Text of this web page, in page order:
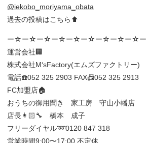
@iekobo_moriyama_obata
過去の投稿はこちら⬆️
ー☆ー☆ー☆ー☆ー☆ー☆ー☆ー☆ー☆
運営会社🏢
株式会社M‘sFactory(エムズファクトリー)
電話☎️052 325 2903 FAX📠052 325 2913
FC加盟店🏠
おうちの御用聞き 家工房 守山小幡店
店長👩🏻‍🔧 橋本 成子
フリーダイヤル➿0120 847 318
営業時間9:00〜17:00 不定休